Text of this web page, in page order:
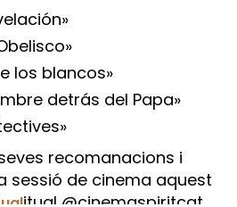
los blancos»
detrás del Papa»
recomanacions i
sessió de cinema aquest
itual @cinemaspiritcat